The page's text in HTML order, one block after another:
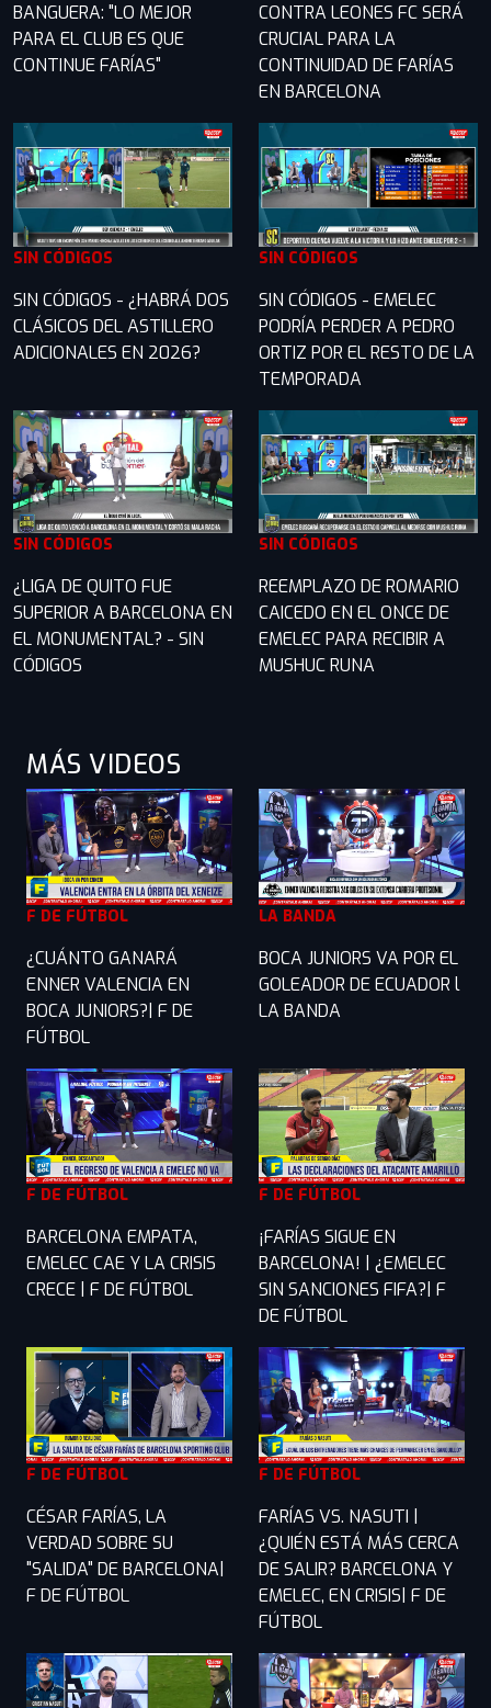
BANGUERA: "LO MEJOR
PARA EL CLUB ES QUE
CONTINUE FARÍAS"
CONTRA LEONES FC SERÁ
CRUCIAL PARA LA
CONTINUIDAD DE FARÍAS
EN BARCELONA
SIN CÓDIGOS
SIN CÓDIGOS - ¿HABRÁ DOS
CLÁSICOS DEL ASTILLERO
ADICIONALES EN 2026?
SIN CÓDIGOS
SIN CÓDIGOS - EMELEC
PODRÍA PERDER A PEDRO
ORTIZ POR EL RESTO DE LA
TEMPORADA
SIN CÓDIGOS
¿LIGA DE QUITO FUE
SUPERIOR A BARCELONA EN
EL MONUMENTAL? - SIN
CÓDIGOS
SIN CÓDIGOS
REEMPLAZO DE ROMARIO
CAICEDO EN EL ONCE DE
EMELEC PARA RECIBIR A
MUSHUC RUNA
MÁS VIDEOS
F DE FÚTBOL
¿CUÁNTO GANARÁ
ENNER VALENCIA EN
BOCA JUNIORS?| F DE
FÚTBOL
LA BANDA
BOCA JUNIORS VA POR EL
GOLEADOR DE ECUADOR l
LA BANDA
F DE FÚTBOL
BARCELONA EMPATA,
EMELEC CAE Y LA CRISIS
CRECE | F DE FÚTBOL
F DE FÚTBOL
¡FARÍAS SIGUE EN
BARCELONA! | ¿EMELEC
SIN SANCIONES FIFA?| F
DE FÚTBOL
F DE FÚTBOL
CÉSAR FARÍAS, LA
VERDAD SOBRE SU
"SALIDA" DE BARCELONA|
F DE FÚTBOL
F DE FÚTBOL
FARÍAS VS. NASUTI |
¿QUIÉN ESTÁ MÁS CERCA
DE SALIR? BARCELONA Y
EMELEC, EN CRISIS| F DE
FÚTBOL